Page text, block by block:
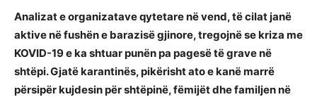
Analizat e organizatave qytetare në vend, të cilat janë
aktive në fushën e barazisë gjinore, tregojnë se kriza me
KOVID-19 e ka shtuar punën pa pagesë të grave në
shtëpi. Gjatë karantinës, pikërisht ato e kanë marrë
përsipër kujdesin për shtëpinë, fëmijët dhe familjen në